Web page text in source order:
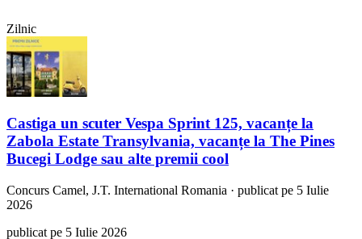
Zilnic
Castiga un scuter Vespa Sprint 125, vacanțe la
Zabola Estate Transylvania, vacanțe la The Pines
Bucegi Lodge sau alte premii cool
Concurs Camel, J.T. International Romania · publicat pe 5 Iulie
2026
publicat pe 5 Iulie 2026